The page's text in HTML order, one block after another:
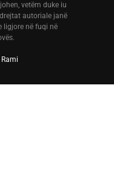
vetëm duke iu
autoriale janë
ligjore në fuqi në